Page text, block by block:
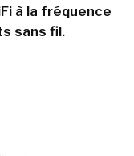
à la fréquence
sans fil.